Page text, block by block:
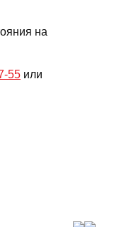
на
55 или